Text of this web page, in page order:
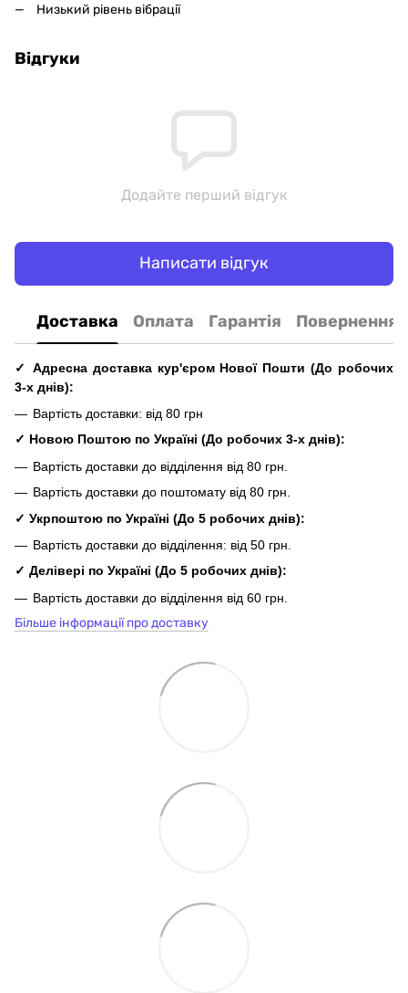
Низький рівень вібрації
Відгуки
Додайте перший відгук
Написати відгук
Доставка Оплата Гарантія Повернення
✓ Адресна доставка кур'єром Нової Пошти(До робочих
3-х днів):
Вартість доставки: від 80 грн
✓ Новою Поштою по Україні (До робочих 3-х днів):
Вартість доставки до відділення від 80 грн.
Вартість доставки до поштомату від 80 грн.
✓ Укрпоштою по Україні (До 5 робочих днів):
Вартість доставки до відділення: від 50 грн.
✓ Делівері по Україні (До 5 робочих днів):
Вартість доставки до відділення від 60 грн.
Більше інформації про доставку